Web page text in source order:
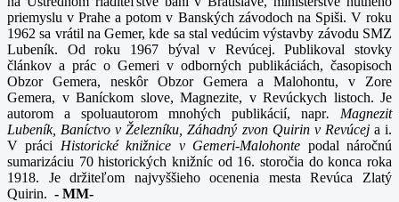
priemyslu v Prahe a potom v Banských závodoch na Spiši. V roku
1962 sa vrátil na Gemer, kde sa stal vedúcim výstavby závodu SMZ
Lubeník. Od roku 1967 býval v Revúcej. Publikoval stovky
článkov a prác o Gemeri v odborných publikáciách, časopisoch
Obzor Gemera, neskôr Obzor Gemera a Malohontu, v Zore
Gemera, v Baníckom slove, Magnezite, v Revúckych listoch. Je
autorom a spoluautorom mnohých publikácií, napr. Magnezit
Lubeník, Baníctvo v Železníku, Záhadný zvon Quirin v Revúcej a i.
V práci Historické knižnice v Gemeri-Malohonte podal náročnú
sumarizáciu 70 historických knižníc od 16. storočia do konca roka
1918. Je držiteľom najvyššieho ocenenia mesta Revúca Zlatý
Quirin. - MM-